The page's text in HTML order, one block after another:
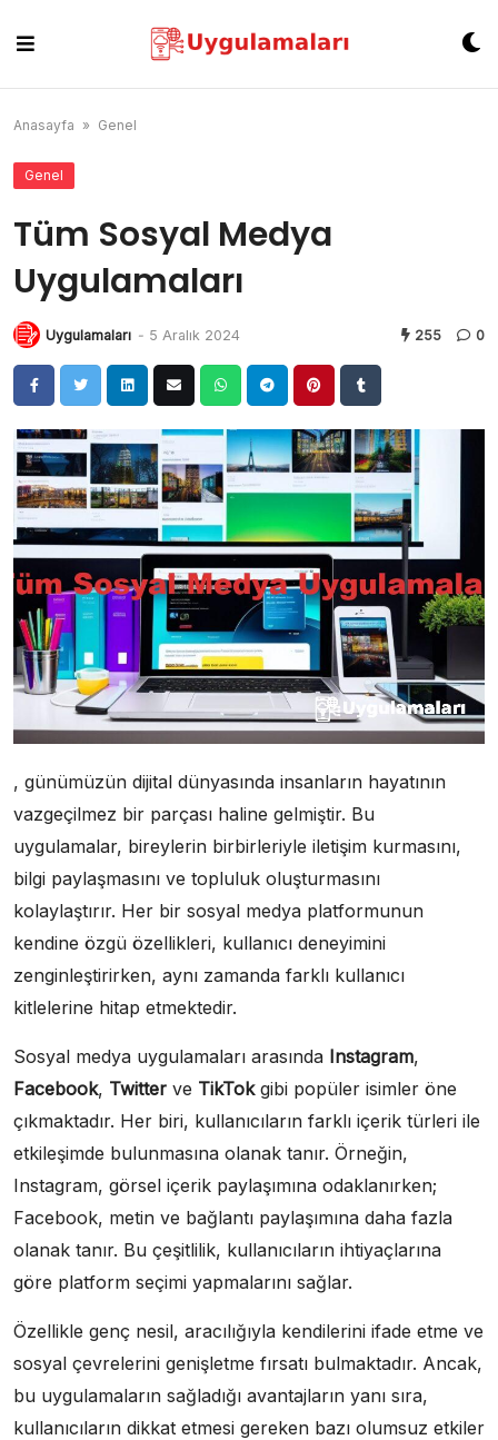
content
Anasayfa » Genel
Genel
Tüm Sosyal Medya
Uygulamaları
Uygulamaları - 5 Aralık 2024 255 0
, günümüzün dijital dünyasında insanların hayatının
vazgeçilmez bir parçası haline gelmiştir. Bu
uygulamalar, bireylerin birbirleriyle iletişim kurmasını,
bilgi paylaşmasını ve topluluk oluşturmasını
kolaylaştırır. Her bir sosyal medya platformunun
kendine özgü özellikleri, kullanıcı deneyimini
zenginleştirirken, aynı zamanda farklı kullanıcı
kitlelerine hitap etmektedir.
Sosyal medya uygulamaları arasında Instagram,
Facebook, Twitter ve TikTokgibi popüler isimler öne
çıkmaktadır. Her biri, kullanıcıların farklı içerik türleri ile
etkileşimde bulunmasına olanak tanır. Örneğin,
Instagram, görsel içerik paylaşımına odaklanırken;
Facebook, metin ve bağlantı paylaşımına daha fazla
olanak tanır. Bu çeşitlilik, kullanıcıların ihtiyaçlarına
göre platform seçimi yapmalarını sağlar.
Özellikle genç nesil, aracılığıyla kendilerini ifade etme ve
sosyal çevrelerini genişletme fırsatı bulmaktadır. Ancak,
bu uygulamaların sağladığı avantajların yanı sıra,
kullanıcıların dikkat etmesi gereken bazı olumsuz etkiler